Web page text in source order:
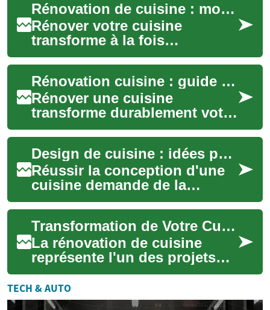
Rénovation de cuisine : modernisez votre espace efficacement
Rénover votre cuisine
transforme à la fois
l'esthétique et la
fonctionnalité de votre
intérieur. Ce guide pratique
dé...
Rénovation cuisine : guide complet pour la moderniser
Rénover une cuisine
transforme durablement votre
maison : amélioration de la
fonctionnalité, revalorisation
immobiliè...
Design de cuisine : idées pour une rénovation réussie
Réussir la conception d'une
cuisine demande de la
méthode, une bonne dose
d'inspiration et une attention
aux usages q...
Transformation de Votre Cuisine : Guide Complet de la Rénovation Moderne
La rénovation de cuisine
représente l'un des projets
les plus transformateurs pour
votre maison. Bien plus
qu'un simp...
TECH & AUTO